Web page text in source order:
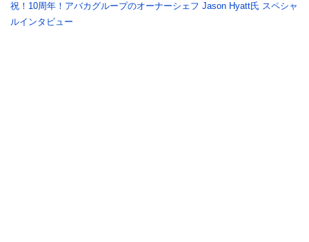
祝！10周年！アバカグループのオーナーシェフ Jason Hyatt氏 スペシャ
ルインタビュー